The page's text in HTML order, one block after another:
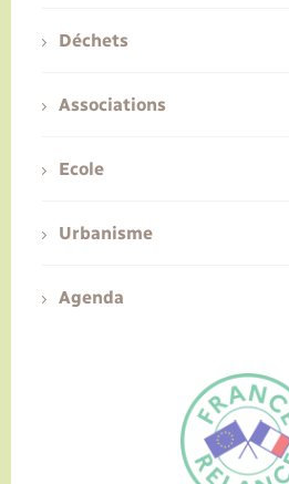
FR
Déchets
Associations
Ecole
Urbanisme
Agenda